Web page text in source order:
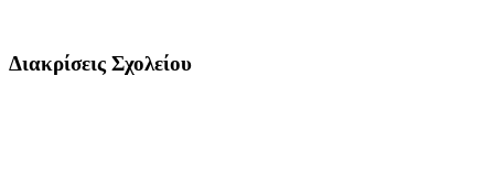
Διακρίσεις Σχολείου